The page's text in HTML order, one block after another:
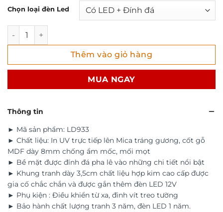
2.300.000 ₫
Chọn loại đèn Led
Tranh tráng gương Cửu ngư quần hội đèn LED đính đá
Thêm vào giỏ hàng
MUA NGAY
Thông tin
► Mã sản phẩm: LD933
► Chất liệu: In UV trực tiếp lên Mica tráng gương, cốt gỗ
MDF dày 8mm chống ẩm mốc, mối mọt
► Bề mặt được đính đá pha lê vào những chi tiết nổi bật
► Khung tranh dày 3,5cm chất liệu hợp kim cao cấp được
gia cố chắc chắn và được gắn thêm đèn LED 12V
► Phụ kiện : Điều khiển từ xa, đinh vít treo tường
► Bảo hành chất lượng tranh 3 năm, đèn LED 1 năm.